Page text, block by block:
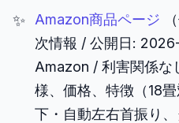
Amazon商品ページ
次情報 / 公開日:
Amazon / 利害関係な
様、価格、特徴（18
下・自動左右首振り